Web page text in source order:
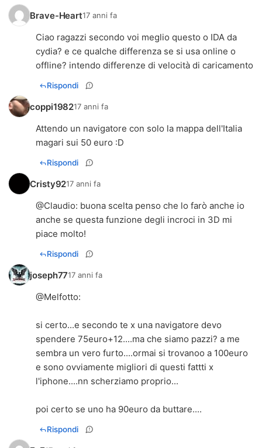
Brave-Heart17 anni fa
Ciao ragazzi secondo voi meglio questo o IDA da
cydia? e ce qualche differenza se si usa online o
offline? intendo differenze di velocità di caricamento
Rispondi
coppi198217 anni fa
Attendo un navigatore con solo la mappa dell'Italia
magari sui 50 euro :D
Rispondi
Cristy9217 anni fa
@Claudio: buona scelta penso che lo farò anche io
anche se questa funzione degli incroci in 3D mi
piace molto!
Rispondi
joseph7717 anni fa
@Melfotto:
si certo...e secondo te x una navigatore devo
spendere 75euro+12....ma che siamo pazzi? a me
sembra un vero furto....ormai si trovanoo a 100euro
e sono ovviamente migliori di questi fattti x
l'iphone....nn scherziamo proprio...
poi certo se uno ha 90euro da buttare....
Rispondi